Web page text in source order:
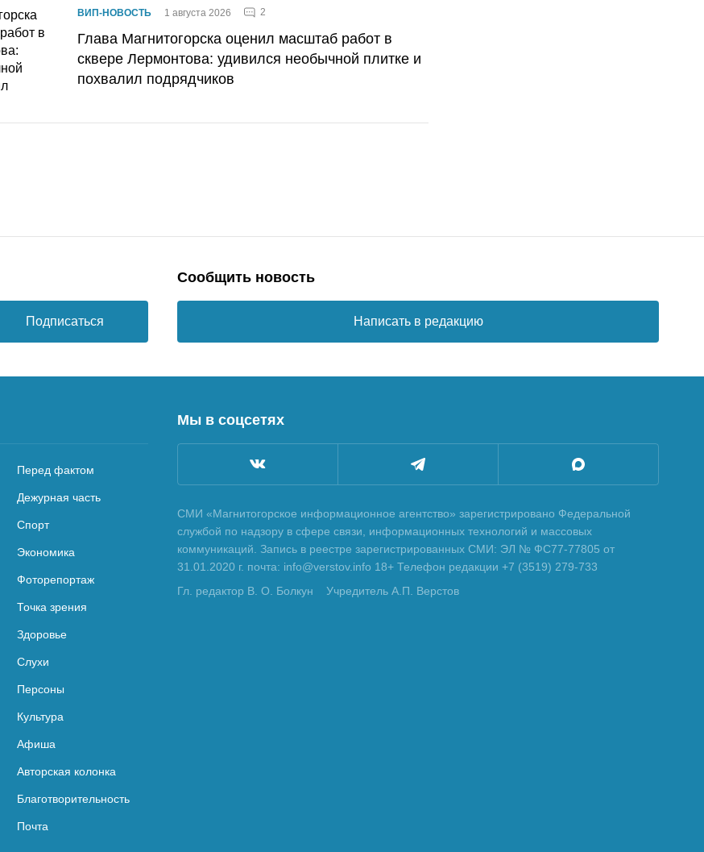
ВИП-НОВОСТЬ 1 августа 2026 2
Глава Магнитогорска оценил масштаб работ в
сквере Лермонтова: удивился необычной плитке и
похвалил подрядчиков
Подписаться
Сообщить новость
Написать в редакцию
Перед фактом
Дежурная часть
Спорт
Экономика
Фоторепортаж
Точка зрения
Здоровье
Слухи
Персоны
Культура
Афиша
Авторская колонка
Благотворительность
Почта
Мы в соцсетях
СМИ «Магнитогорское информационное агентство» зарегистрировано Федеральной
службой по надзору в сфере связи, информационных технологий и массовых
коммуникаций. Запись в реестре зарегистрированных СМИ: ЭЛ № ФС77-77805 от
31.01.2020 г. почта: info@verstov.info 18+ Телефон редакции +7 (3519) 279-733
Гл. редактор В. О. Болкун
Учредитель А.П. Верстов